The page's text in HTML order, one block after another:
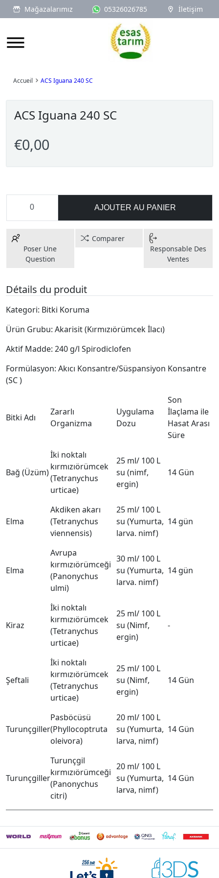
Mağazalarımız 05326026785 İletişim
Logo
Accueil ACS Iguana 240 SC
ACS Iguana 240 SC
€0,00
AJOUTER AU PANIER
Poser Une
Question
Comparer
Responsable Des
Ventes
Détails du produit
Kategori: Bitki Koruma
Ürün Grubu: Akarisit (Kırmızıörümcek İlacı)
Aktif Madde: 240 g/l Spirodiclofen
Formülasyon: Akıcı Konsantre/Süspansiyon Konsantre
(SC )
Bitki Adı
Zararlı
Organizma
Uygulama
Dozu
Son
İlaçlama ile
Hasat Arası
Süre
Bağ (Üzüm)
İki noktalı
kırmızıörümcek
(Tetranychus
urticae)
25 ml/ 100 L
su (nimf,
ergin)
14 Gün
Elma
Akdiken akarı
(Tetranychus
viennensis)
25 ml/ 100 L
su (Yumurta,
larva. nimf)
14 gün
Elma
Avrupa
kırmızıörümceği
(Panonychus
ulmi)
30 ml/ 100 L
su (Yumurta,
larva. nimf)
14 gün
Kiraz
İki noktalı
kırmızıörümcek
(Tetranychus
urticae)
25 ml/ 100 L
su (Nimf,
ergin)
-
Şeftali
İki noktalı
kırmızıörümcek
(Tetranychus
urticae)
25 ml/ 100 L
su (Nimf,
ergin)
14 Gün
Turunçgiller
Pasböcüsü
(Phyllocoptruta
oleivora)
20 ml/ 100 L
su (Yumurta,
larva, nimf)
14 Gün
Turunçgiller
Turunçgil
kırmızıörümceği
(Panonychus
citri)
20 ml/ 100 L
su (Yumurta,
larva, nimf)
14 Gün